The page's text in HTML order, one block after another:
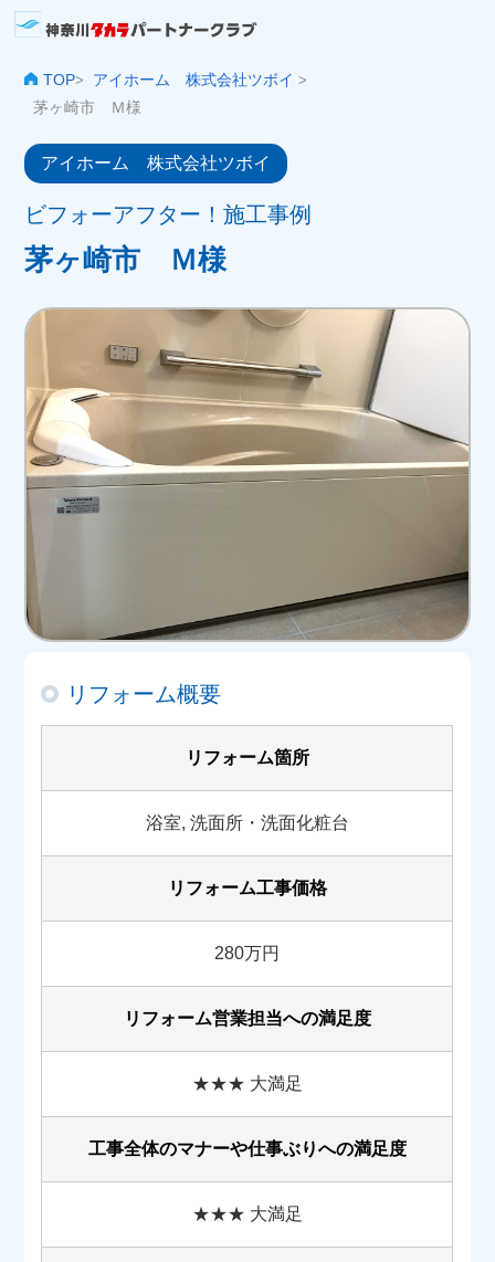
TOP> アイホーム 株式会社ツボイ>
茅ヶ崎市 Ｍ様
アイホーム 株式会社ツボイ
ビフォーアフター！施工事例
茅ヶ崎市 Ｍ様
リフォーム概要
リフォーム箇所
浴室, 洗面所・洗面化粧台
リフォーム工事価格
280万円
リフォーム営業担当への満足度
★★★ 大満足
工事全体のマナーや仕事ぶりへの満足度
★★★ 大満足